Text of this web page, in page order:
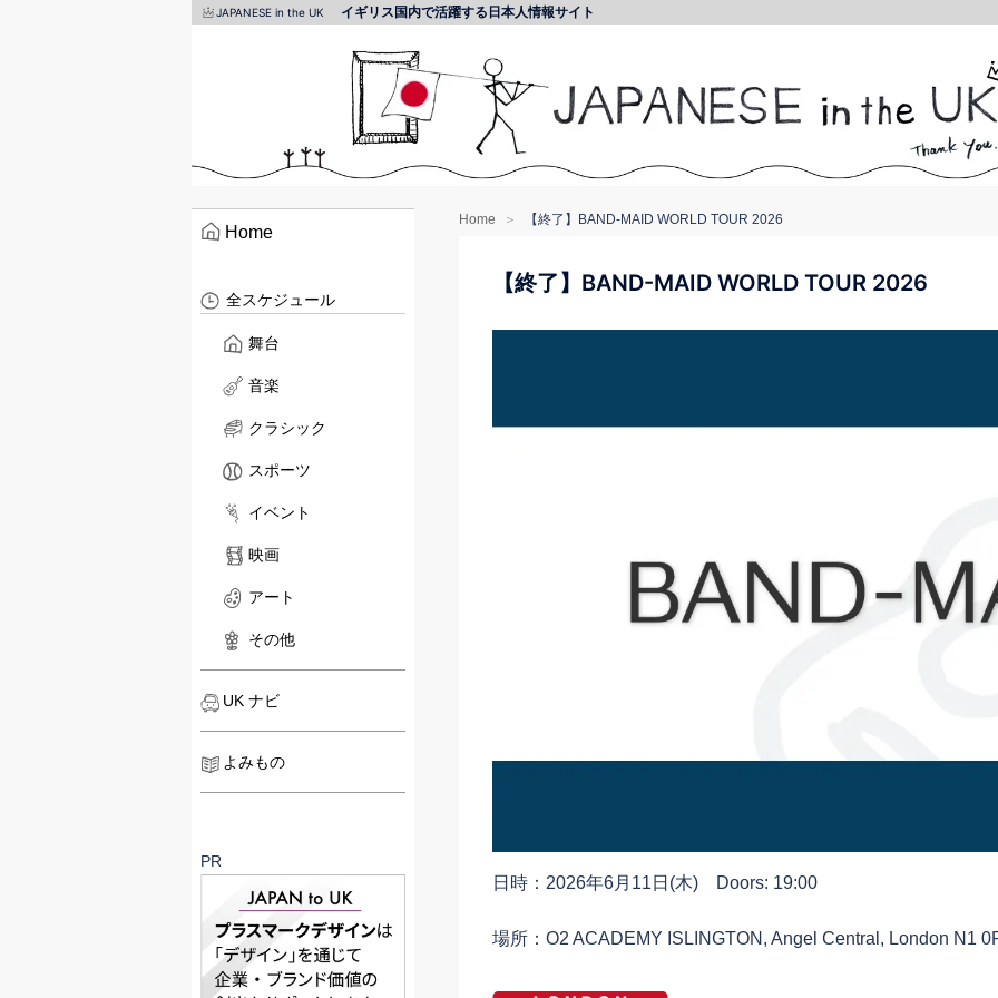
JAPANESE in the UK イギリス国内で活躍する日本人情報サイト
Home 【終了】BAND-MAID WORLD TOUR 2026
【終了】BAND-MAID WORLD TOUR 2026
日時：2026年6月11日(木) Doors: 19:00
場所：O2 ACADEMY ISLINGTON, Angel Central, London N1
Home
全スケジュール
舞台
音楽
クラシック
スポーツ
イベント
映画
アート
その他
UK ナビ
よみもの
PR